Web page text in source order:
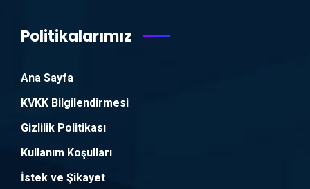
Politikalarımız
Ana Sayfa
KVKK Bilgilendirmesi
Gizlilik Politikası
Kullanım Koşulları
İstek ve Şikayet